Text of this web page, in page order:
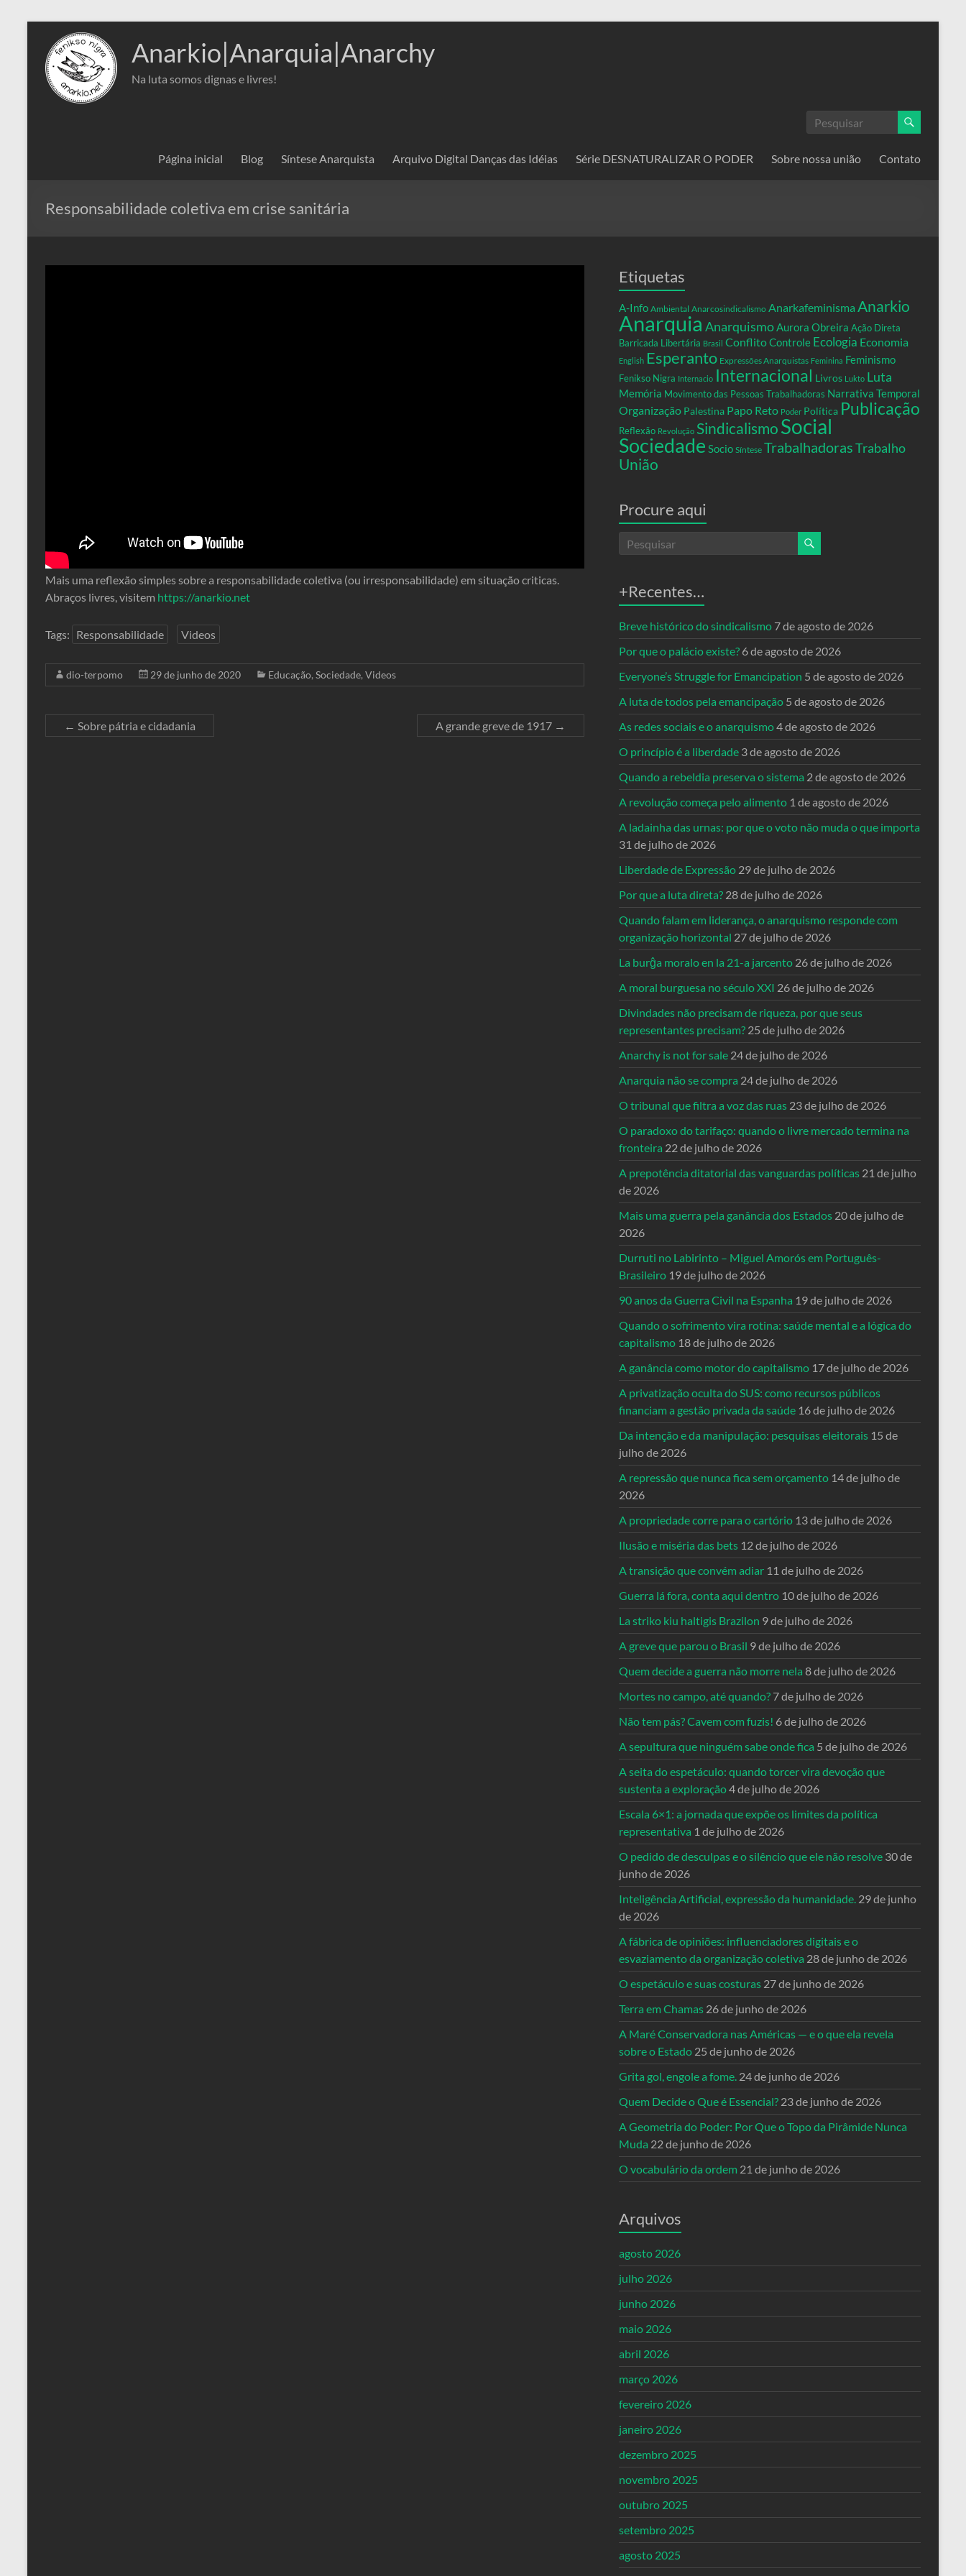
conteúdo
Anarkio|Anarquia|Anarchy
Na luta somos dignas e livres!
Página inicial Blog Síntese Anarquista Arquivo Digital Danças das Idéias Série DESNATURALIZAR O PODER Sobre nossa união Contato
Responsabilidade coletiva em crise sanitária
Mais uma reflexão simples sobre a responsabilidade coletiva (ou irresponsabilidade) em situação criticas.
Abraços livres, visitem https://anarkio.net
Tags: Responsabilidade Videos
dio-terpomo 29 de junho de 2020 Educação, Sociedade, Videos
← Sobre pátria e cidadania A grande greve de 1917 →
Etiquetas
A-Info Ambiental Anarcosindicalismo Anarkafeminisma Anarkio
Anarquia AnarquismoAurora Obreira Ação Direta
Barricada Libertária Brasil ConflitoControle Ecologia Economia
English Esperanto Expressões Anarquistas Feminina Feminismo
Fenikso Nigra Internacio Internacional Livros Lukto Luta
Memória Movimento das Pessoas Trabalhadoras Narrativa Temporal
Organização Palestina Papo Reto Poder Política Publicação
Reflexão Revolução Sindicalismo Social
Sociedade Socio Síntese TrabalhadorasTrabalho
União
Procure aqui
+Recentes…
Breve histórico do sindicalismo 7 de agosto de 2026
Por que o palácio existe? 6 de agosto de 2026
Everyone’s Struggle for Emancipation 5 de agosto de 2026
A luta de todos pela emancipação 5 de agosto de 2026
As redes sociais e o anarquismo4 de agosto de 2026
O princípio é a liberdade 3 de agosto de 2026
Quando a rebeldia preserva o sistema 2 de agosto de 2026
A revolução começa pelo alimento 1 de agosto de 2026
A ladainha das urnas: por que o voto não muda o que importa
31 de julho de 2026
Liberdade de Expressão 29 de julho de 2026
Por que a luta direta? 28 de julho de 2026
Quando falam em liderança, o anarquismo responde com
organização horizontal 27 de julho de 2026
La burĝa moralo en la 21-a jarcento 26 de julho de 2026
A moral burguesa no século XXI 26 de julho de 2026
Divindades não precisam de riqueza, por que seus
representantes precisam? 25 de julho de 2026
Anarchy is not for sale 24 de julho de 2026
Anarquia não se compra 24 de julho de 2026
O tribunal que filtra a voz das ruas 23 de julho de 2026
O paradoxo do tarifaço: quando o livre mercado termina na
fronteira 22 de julho de 2026
A prepotência ditatorial das vanguardas políticas 21 de julho
de 2026
Mais uma guerra pela ganância dos Estados 20 de julho de
2026
Durruti no Labirinto – Miguel Amorós em Português-
Brasileiro 19 de julho de 2026
90 anos da Guerra Civil na Espanha 19 de julho de 2026
Quando o sofrimento vira rotina: saúde mental e a lógica do
capitalismo 18 de julho de 2026
A ganância como motor do capitalismo 17 de julho de 2026
A privatização oculta do SUS: como recursos públicos
financiam a gestão privada da saúde 16 de julho de 2026
Da intenção e da manipulação: pesquisas eleitorais 15 de
julho de 2026
A repressão que nunca fica sem orçamento 14 de julho de
2026
A propriedade corre para o cartório 13 de julho de 2026
Ilusão e miséria das bets 12 de julho de 2026
A transição que convém adiar 11 de julho de 2026
Guerra lá fora, conta aqui dentro 10 de julho de 2026
La striko kiu haltigis Brazilon 9 de julho de 2026
A greve que parou o Brasil 9 de julho de 2026
Quem decide a guerra não morre nela 8 de julho de 2026
Mortes no campo, até quando? 7 de julho de 2026
Não tem pás? Cavem com fuzis! 6 de julho de 2026
A sepultura que ninguém sabe onde fica 5 de julho de 2026
A seita do espetáculo: quando torcer vira devoção que
sustenta a exploração4 de julho de 2026
Escala 6×1: a jornada que expõe os limites da política
representativa 1 de julho de 2026
O pedido de desculpas e o silêncio que ele não resolve 30 de
junho de 2026
Inteligência Artificial, expressão da humanidade. 29 de junho
de 2026
A fábrica de opiniões: influenciadores digitais e o
esvaziamento da organização coletiva 28 de junho de 2026
O espetáculo e suas costuras 27 de junho de 2026
Terra em Chamas 26 de junho de 2026
A Maré Conservadora nas Américas — e o que ela revela
sobre o Estado 25 de junho de 2026
Grita gol, engole a fome. 24 de junho de 2026
Quem Decide o Que é Essencial? 23 de junho de 2026
A Geometria do Poder: Por Que o Topo da Pirâmide Nunca
Muda 22 de junho de 2026
O vocabulário da ordem 21 de junho de 2026
Arquivos
agosto 2026
julho 2026
junho 2026
maio 2026
abril 2026
março 2026
fevereiro 2026
janeiro 2026
dezembro 2025
novembro 2025
outubro 2025
setembro 2025
agosto 2025